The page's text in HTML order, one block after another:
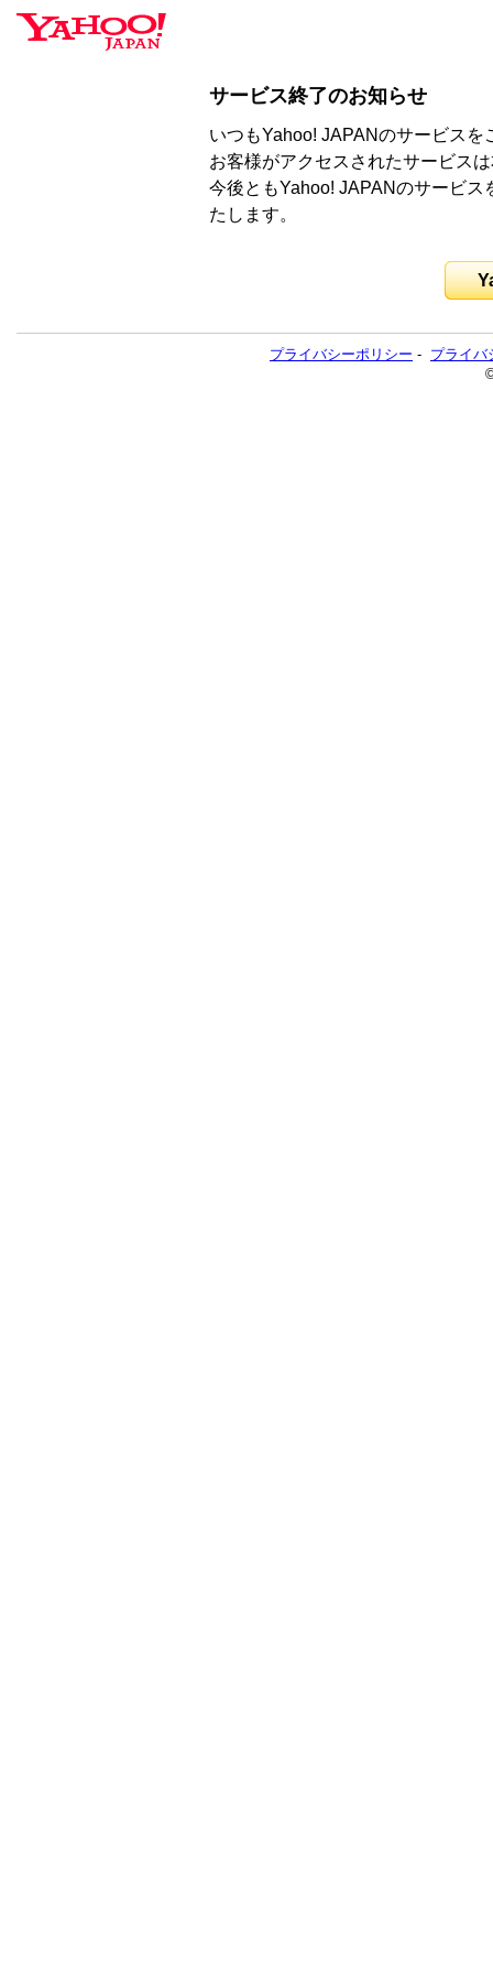
サービス終了のお知らせ
いつもYahoo! JAPANのサービス
お客様がアクセスされたサービス
今後ともYahoo! JAPANのサービ
たします。
プライバシーポリシー - プライバ